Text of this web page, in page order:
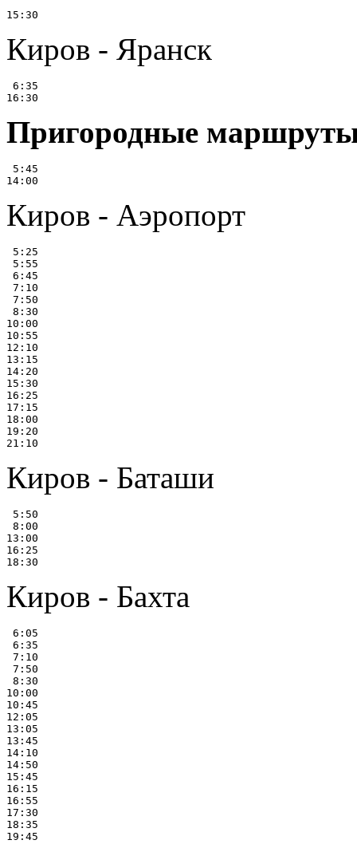
Киров - Яранск
6:35
Пригородные
5:45
Киров - Аэропорт
5:25
5:55
6:45
7:10
7:50
8:30
10:00
10:55
12:10
13:15
14:20
15:30
16:25
17:15
18:00
19:20
Киров - Баташи
5:50
8:00
13:00
16:25
Киров - Бахта
6:05
6:35
7:10
7:50
8:30
10:00
10:45
12:05
13:05
13:45
14:10
14:50
15:45
16:15
16:55
17:30
18:35
19:45